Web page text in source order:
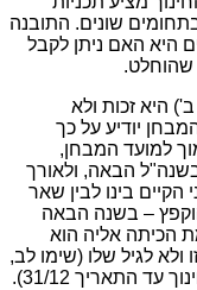
בתחומים שונים. התובנה
היא האם ניתן לקבל
שהוחלט.
היא זכות ולא
יודיע על כך
למועד המבחן,
הבאה, ולאורך
הקיים בינו לבין שאר
– בשנה הבאה
הכיתה אליה הוא
ולא לגיל שלו (שימו לב,
התאריך 31/12).